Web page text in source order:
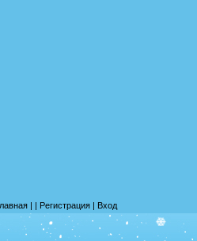
| | Регистрация | Вход